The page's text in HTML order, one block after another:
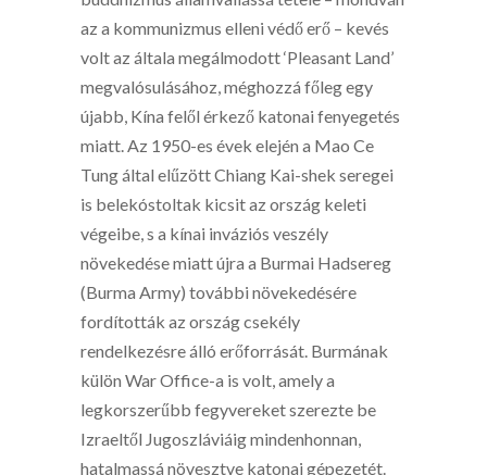
az a kommunizmus elleni védő erő – kevés
volt az általa megálmodott ‘Pleasant Land’
megvalósulásához, méghozzá főleg egy
újabb, Kína felől érkező katonai fenyegetés
miatt. Az 1950-es évek elején a Mao Ce
Tung által elűzött Chiang Kai-shek seregei
is belekóstoltak kicsit az ország keleti
végeibe, s a kínai inváziós veszély
növekedése miatt újra a Burmai Hadsereg
(Burma Army) további növekedésére
fordították az ország csekély
rendelkezésre álló erőforrását. Burmának
külön War Office-a is volt, amely a
legkorszerűbb fegyvereket szerezte be
Izraeltől Jugoszláviáig mindenhonnan,
hatalmassá növesztve katonai gépezetét.